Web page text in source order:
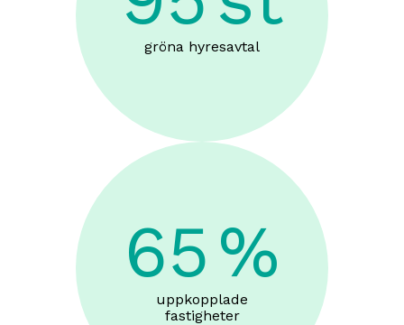
gröna hyresavtal
65%
uppkopplade
fastigheter